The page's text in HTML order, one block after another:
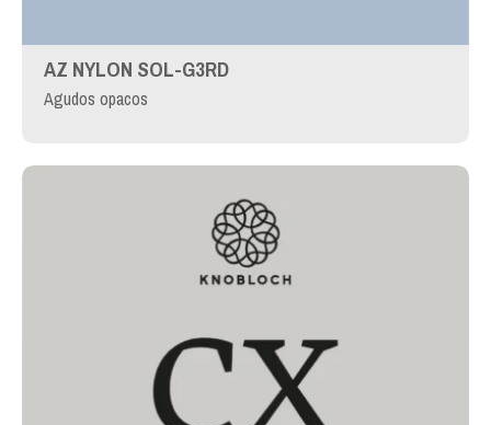
AZ NYLON SOL-G3RD
Agudos opacos